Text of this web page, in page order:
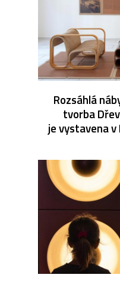
Rozsáhlá
tvorba
je vystavena v